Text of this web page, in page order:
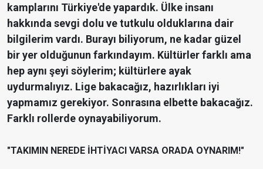
kamplarını Türkiye'de yapardık. Ülke insanı
hakkında sevgi dolu ve tutkulu olduklarına dair
bilgilerim vardı. Burayı biliyorum, ne kadar güzel
bir yer olduğunun farkındayım. Kültürler farklı ama
hep aynı şeyi söylerim; kültürlere ayak
uydurmalıyız. Lige bakacağız, hazırlıkları iyi
yapmamız gerekiyor. Sonrasına elbette bakacağız.
Farklı rollerde oynayabiliyorum.
"TAKIMIN NEREDE İHTİYACI VARSA ORADA OYNARIM!"